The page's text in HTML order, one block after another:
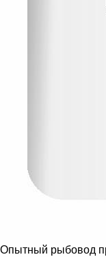
Опытный рыбовод